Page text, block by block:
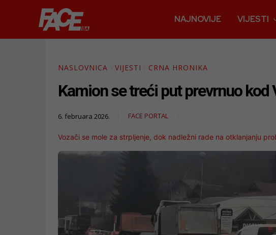
NAJNOVIJE VIJESTI
NASLOVNICA VIJESTI CRNA HRONIKA
Kamion se treći put prevrnuo
6. februara 2026. FACE PORTAL
Vozači se mole za strpljenje, dok nadležni rade na otklanjanju